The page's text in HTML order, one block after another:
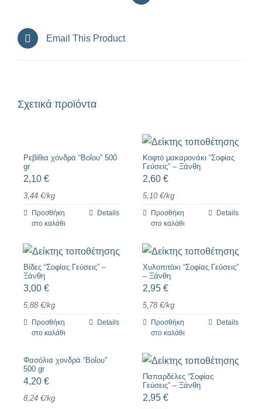
Email This Product
Σχετικά προϊόντα
Ρεβίθια χονδρά “Βοΐου” 500
gr
2,10 €
3,44 €/kg
Προσθήκη
στο καλάθι
Details
Κοφτό μακαρονάκι “Σοφίας
Γεύσεις” – Ξάνθη
2,60 €
5,10 €/kg
Προσθήκη
στο καλάθι
Details
Βίδες “Σοφίας Γεύσεις” –
Ξάνθη
3,00 €
5,88 €/kg
Προσθήκη
στο καλάθι
Details
Χυλοπιτάκι “Σοφίας Γεύσεις”
– Ξάνθη
2,95 €
5,78 €/kg
Προσθήκη
στο καλάθι
Details
Φασόλια χονδρά “Βοΐου”
500 gr
4,20 €
8,24 €/kg
Παπαρδέλες “Σοφίας
Γεύσεις” – Ξάνθη
2,95 €